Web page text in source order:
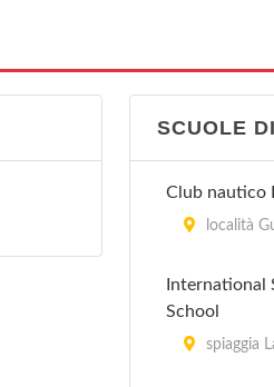
SCUOLE
Club nautico
località
International
School
spiaggia